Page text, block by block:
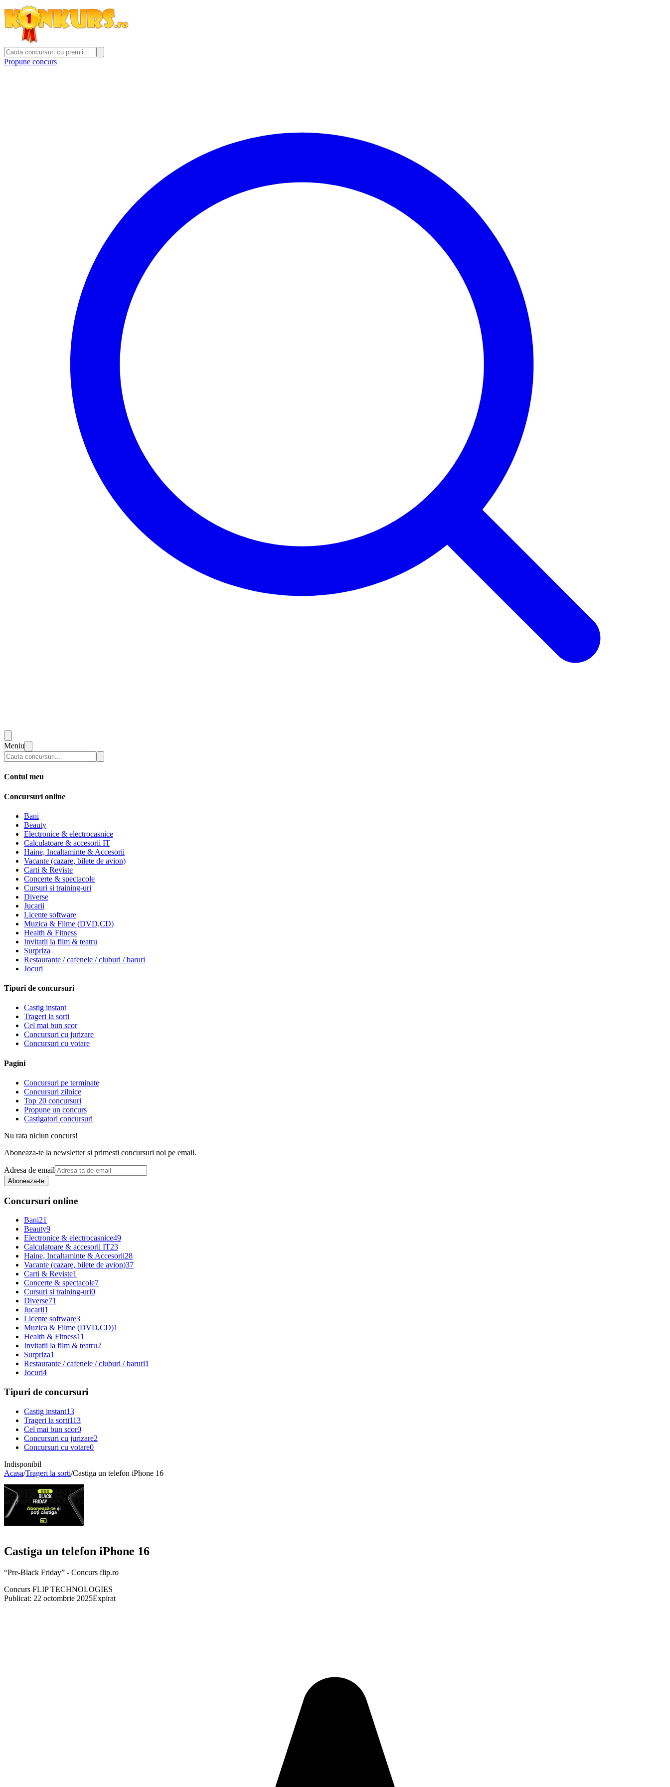
Propune concurs
Meniu
Contul meu
Concursuri online
Bani
Beauty
Electronice & electrocasnice
Calculatoare & accesorii IT
Haine, Incaltaminte & Accesorii
Vacante (cazare, bilete de avion)
Carti & Reviste
Concerte & spectacole
Cursuri si training-uri
Diverse
Jucarii
Licente software
Muzica & Filme (DVD,CD)
Health & Fitness
Invitatii la film & teatru
Surpriza
Restaurante / cafenele / cluburi / baruri
Jocuri
Tipuri de concursuri
Castig instant
Trageri la sorti
Cel mai bun scor
Concursuri cu jurizare
Concursuri cu votare
Pagini
Concursuri pe terminate
Concursuri zilnice
Top 20 concursuri
Propune un concurs
Castigatori concursuri
Nu rata niciun concurs!
Aboneaza-te la newsletter si primesti concursuri noi pe email.
Adresa de email
Aboneaza-te
Concursuri online
Bani21
Beauty9
Electronice & electrocasnice49
Calculatoare & accesorii IT23
Haine, Incaltaminte & Accesorii28
Vacante (cazare, bilete de avion)37
Carti & Reviste1
Concerte & spectacole7
Cursuri si training-uri0
Diverse71
Jucarii1
Licente software3
Muzica & Filme (DVD,CD)1
Health & Fitness11
Invitatii la film & teatru2
Surpriza1
Restaurante / cafenele / cluburi / baruri1
Jocuri4
Tipuri de concursuri
Castig instant13
Trageri la sorti113
Cel mai bun scor0
Concursuri cu jurizare2
Concursuri cu votare0
Indisponibil
Acasa/Trageri la sorti/Castiga un telefon iPhone 16
Castiga un telefon iPhone 16
“Pre-Black Friday” - Concurs flip.ro
Concurs FLIP TECHNOLOGIES
Publicat: 22 octombrie 2025Expirat